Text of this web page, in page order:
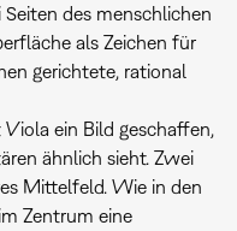
des menschlichen
als Zeichen für
gerichtete, rational
ein Bild geschaffen,
ähnlich sieht. Zwei
Mittelfeld. Wie in den
Zentrum eine